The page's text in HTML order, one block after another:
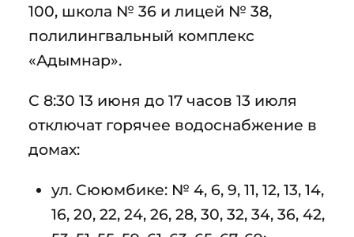
100, школа № 36 и лицей № 38,
полилингвальный комплекс
«Адымнар».
С 8:30 13 июня до 17 часов 13 июля
отключат горячее водоснабжение в
домах:
ул. Сююмбике: № 4, 6, 9, 11, 12, 13, 14,
16, 20, 22, 24, 26, 28, 30, 32, 34, 36, 42,